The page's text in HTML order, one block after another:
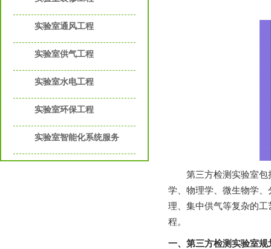
实验室通风工程
实验室供气工程
实验室水电工程
实验室环保工程
实验室智能化系统服务
第三方检测实验室包括多
学、物理学、微生物学
理、集中供气等复杂的工
程。
一、第三方检测实验室规